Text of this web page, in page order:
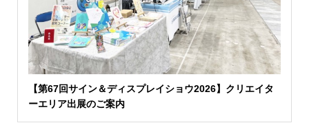
【第67回サイン＆ディスプレイショウ2026】クリエイタ
ーエリア出展のご案内